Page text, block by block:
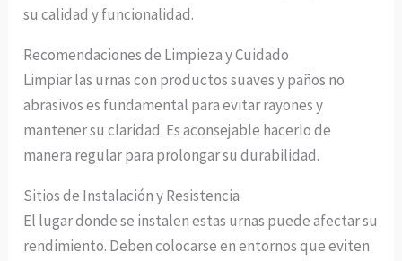
su calidad y funcionalidad.
Recomendaciones de Limpieza y Cuidado
Limpiar las urnas con productos suaves y paños no
abrasivos es fundamental para evitar rayones y
mantener su claridad. Es aconsejable hacerlo de
manera regular para prolongar su durabilidad.
Sitios de Instalación y Resistencia
El lugar donde se instalen estas urnas puede afectar su
rendimiento. Deben colocarse en entornos que eviten